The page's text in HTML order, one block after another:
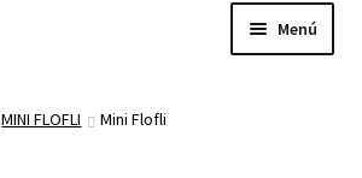
Menú
MINI FLOFLI Mini Flofli